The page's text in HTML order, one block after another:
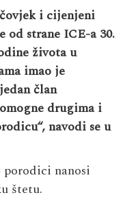
i cijenjeni
od strane ICE-a 30.
života u
imao je
član
drugima i
navodi se u
porodici nanosi
štetu.